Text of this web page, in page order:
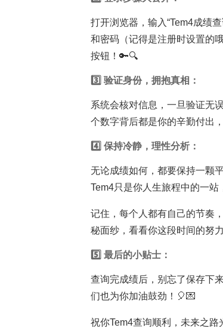
打开浏览器，输入“Tem4成绩
和密码（记得是注册时设置的
按钮！🔑🔍
3️⃣ 验证身份，拥抱真相：
系统会核对信息，一旦验证无
个数字背后都是你的辛勤付出
4️⃣ 保持冷静，理性分析：
无论成绩如何，都要保持一颗
Tem4只是你人生旅程中的一
记住，每个人都有自己的节奏
秘面纱，看看你这段时间的努
5️⃣ 最后的小贴士：
查询完成绩后，别忘了保存下
们也为你加油鼓劲！🎈💌
祝你Tem4查询顺利，未来之路